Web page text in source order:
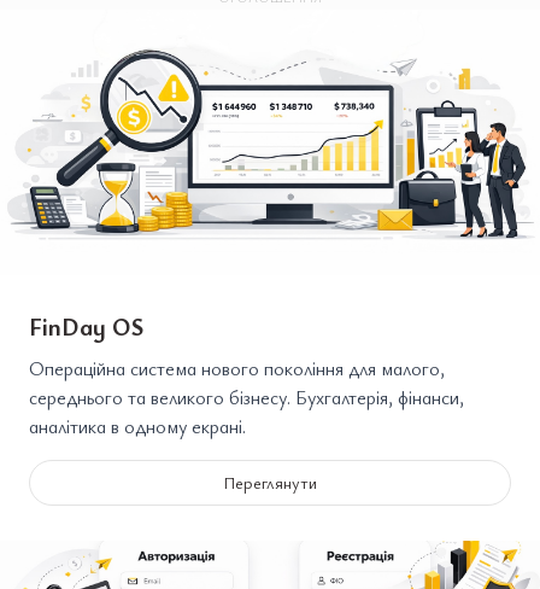
FinDay OS
Операційна система нового покоління для малого,
середнього та великого бізнесу. Бухгалтерія, фінанси,
аналітика в одному екрані.
Переглянути